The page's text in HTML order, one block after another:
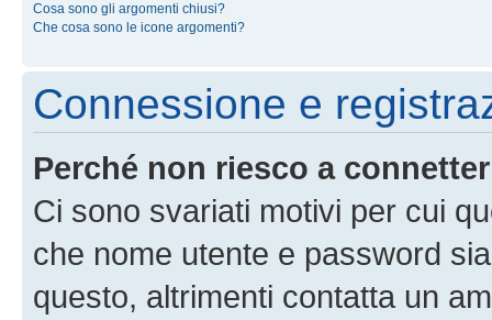
Cosa sono gli argomenti chiusi?
Che cosa sono le icone argomenti?
Connessione e
Perché non riesco a
Ci sono svariati motivi per cui
che nome utente e password
questo, altrimenti contatta un